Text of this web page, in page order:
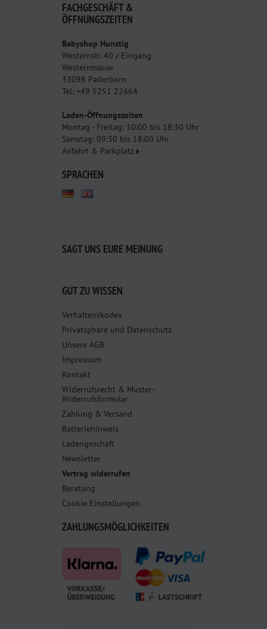
FACHGESCHÄFT &
ÖFFNUNGSZEITEN
Babyshop Hunstig
Westernstr. 40 / Eingang
Westernmauer
33098 Paderborn
Tel: +49 5251 22664
Laden-Öffnungszeiten
Montag - Freitag: 10:00 bis 18:30 Uhr
Samstag: 09:30 bis 18:00 Uhr
Anfahrt & Parkplatz
SPRACHEN
SAGT UNS EURE MEINUNG
GUT ZU WISSEN
Verhaltenskodex
Privatsphäre und Datenschutz
Unsere AGB
Impressum
Kontakt
Widerrufsrecht & Muster-
Widerrufsformular
Zahlung & Versand
Batteriehinweis
Ladengeschäft
Newsletter
Vertrag widerrufen
Beratung
Cookie Einstellungen
ZAHLUNGSMÖGLICHKEITEN